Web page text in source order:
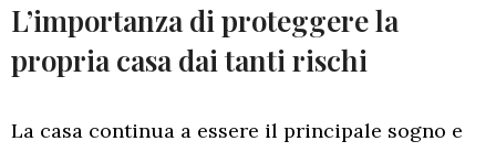
L’importanza di proteggere la
propria casa dai tanti rischi
La casa continua a essere il principale sogno e